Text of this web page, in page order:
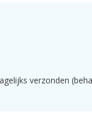
verzonden